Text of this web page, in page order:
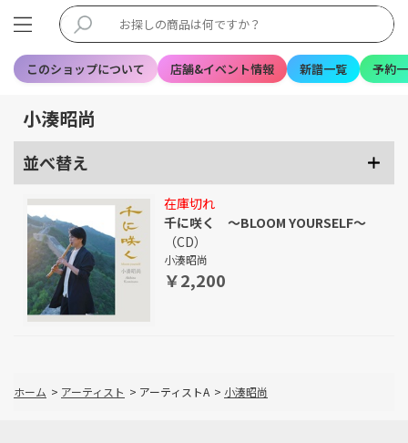
このショップについて 店舗&イベント情報 新譜一覧 予約
小湊昭尚
並べ替え
在庫切れ
千に咲く ～BLOOM YOURSELF～
（CD）
小湊昭尚
￥2,200
ホーム > アーティスト > アーティストA > 小湊昭尚